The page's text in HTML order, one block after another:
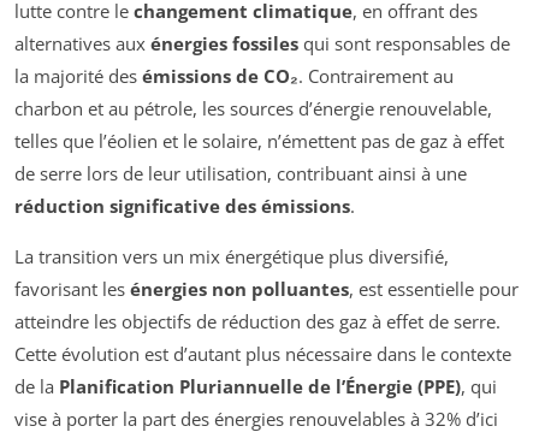
lutte contre le changement climatique, en offrant des
alternatives aux énergies fossiles qui sont responsables de
la majorité des émissions de CO₂. Contrairement au
charbon et au pétrole, les sources d’énergie renouvelable,
telles que l’éolien et le solaire, n’émettent pas de gaz à effet
de serre lors de leur utilisation, contribuant ainsi à une
réduction significative des émissions.
La transition vers un mix énergétique plus diversifié,
favorisant les énergies non polluantes, est essentielle pour
atteindre les objectifs de réduction des gaz à effet de serre.
Cette évolution est d’autant plus nécessaire dans le contexte
de la Planification Pluriannuelle de l’Énergie (PPE), qui
vise à porter la part des énergies renouvelables à 32% d’ici